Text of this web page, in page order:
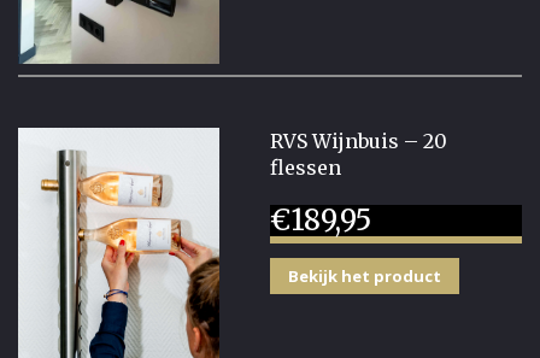
RVS Wijnbuis – 20
flessen
€189,95
Bekijk het product